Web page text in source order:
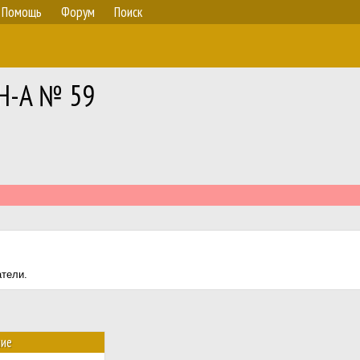
Помощь Форум Поиск
A № 59